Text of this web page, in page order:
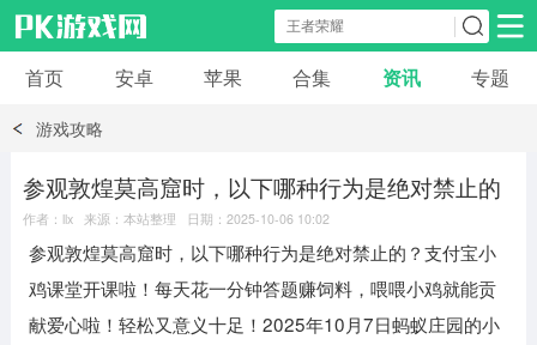
安卓应用 安卓游戏
模拟经营 角色扮演
冒险解谜 赛车游戏 破解游戏
首页 安卓 苹果 合集 资讯 专题
游戏攻略
参观敦煌莫高窟时，以下哪种行为是绝对禁止的
作者：llx 来源：本站整理 日期：2025-10-06 10:02
参观敦煌莫高窟时，以下哪种行为是绝对禁止的？支付宝小
鸡课堂开课啦！每天花一分钟答题赚饲料，喂喂小鸡就能贡
献爱心啦！轻松又意义十足！2025年10月7日蚂蚁庄园的小